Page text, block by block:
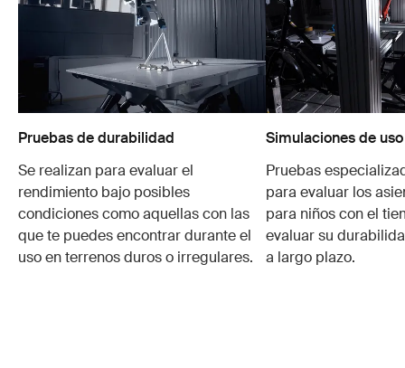
Pruebas de durabilidad
Se realizan para evaluar el
rendimiento bajo posibles
condiciones como aquellas con las
que te puedes encontrar durante el
uso en terrenos duros o irregulares.
Simulaciones de
Pruebas
para evaluar los
para niños con el
evaluar su
a largo plazo.